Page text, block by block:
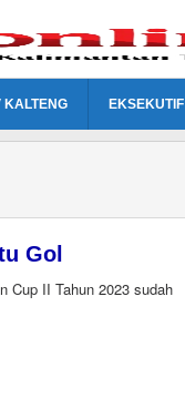
KALTENG EKSEKUTIF
Gol
Cup II Tahun 2023 sudah